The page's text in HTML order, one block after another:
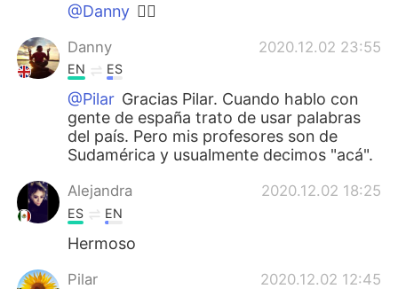
@Danny 👍🏻
Danny 2020.12.02 23:55
EN ES
@Pilar Gracias Pilar. Cuando hablo con
gente de españa trato de usar palabras
del país. Pero mis profesores son de
Sudamérica y usualmente decimos "acá".
Alejandra 2020.12.02 18:25
ES EN
Hermoso
Pilar 2020.12.02 12:45